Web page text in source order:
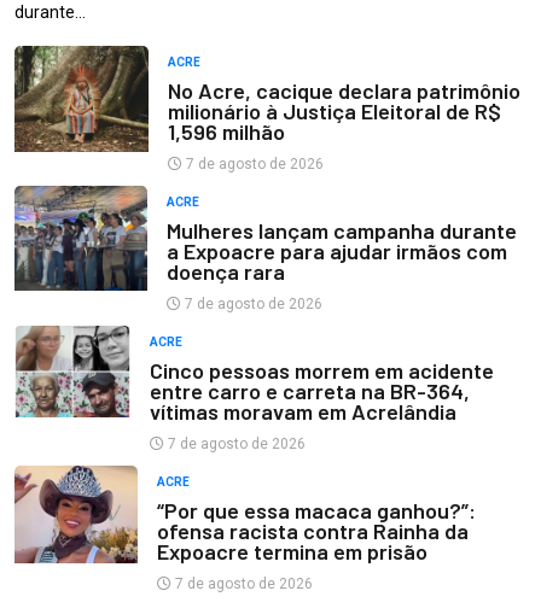
durante…
ACRE
No Acre, cacique declara patrimônio
milionário à Justiça Eleitoral de R$
1,596 milhão
7 de agosto de 2026
ACRE
Mulheres lançam campanha durante
a Expoacre para ajudar irmãos com
doença rara
7 de agosto de 2026
ACRE
Cinco pessoas morrem em acidente
entre carro e carreta na BR-364,
vítimas moravam em Acrelândia
7 de agosto de 2026
ACRE
“Por que essa macaca ganhou?”:
ofensa racista contra Rainha da
Expoacre termina em prisão
7 de agosto de 2026